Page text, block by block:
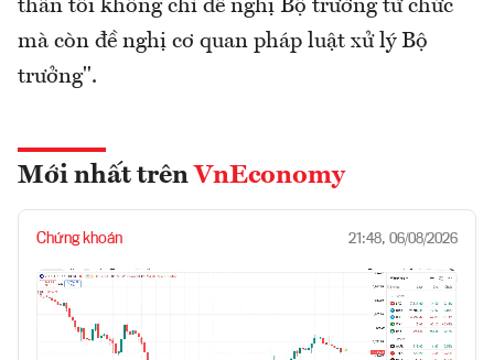
thân tôi không chỉ đề nghị Bộ trưởng từ chức
mà còn đề nghị cơ quan pháp luật xử lý Bộ
trưởng".
Mới nhất trên VnEconomy
Chứng khoán 21:48, 06/08/2026